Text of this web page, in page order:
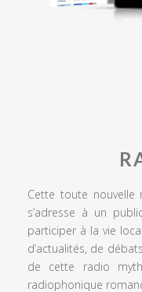
Cette toute nouvelle
s’adresse à un
participer à la vie
d’actualités, de
de cette radio
radiophonique